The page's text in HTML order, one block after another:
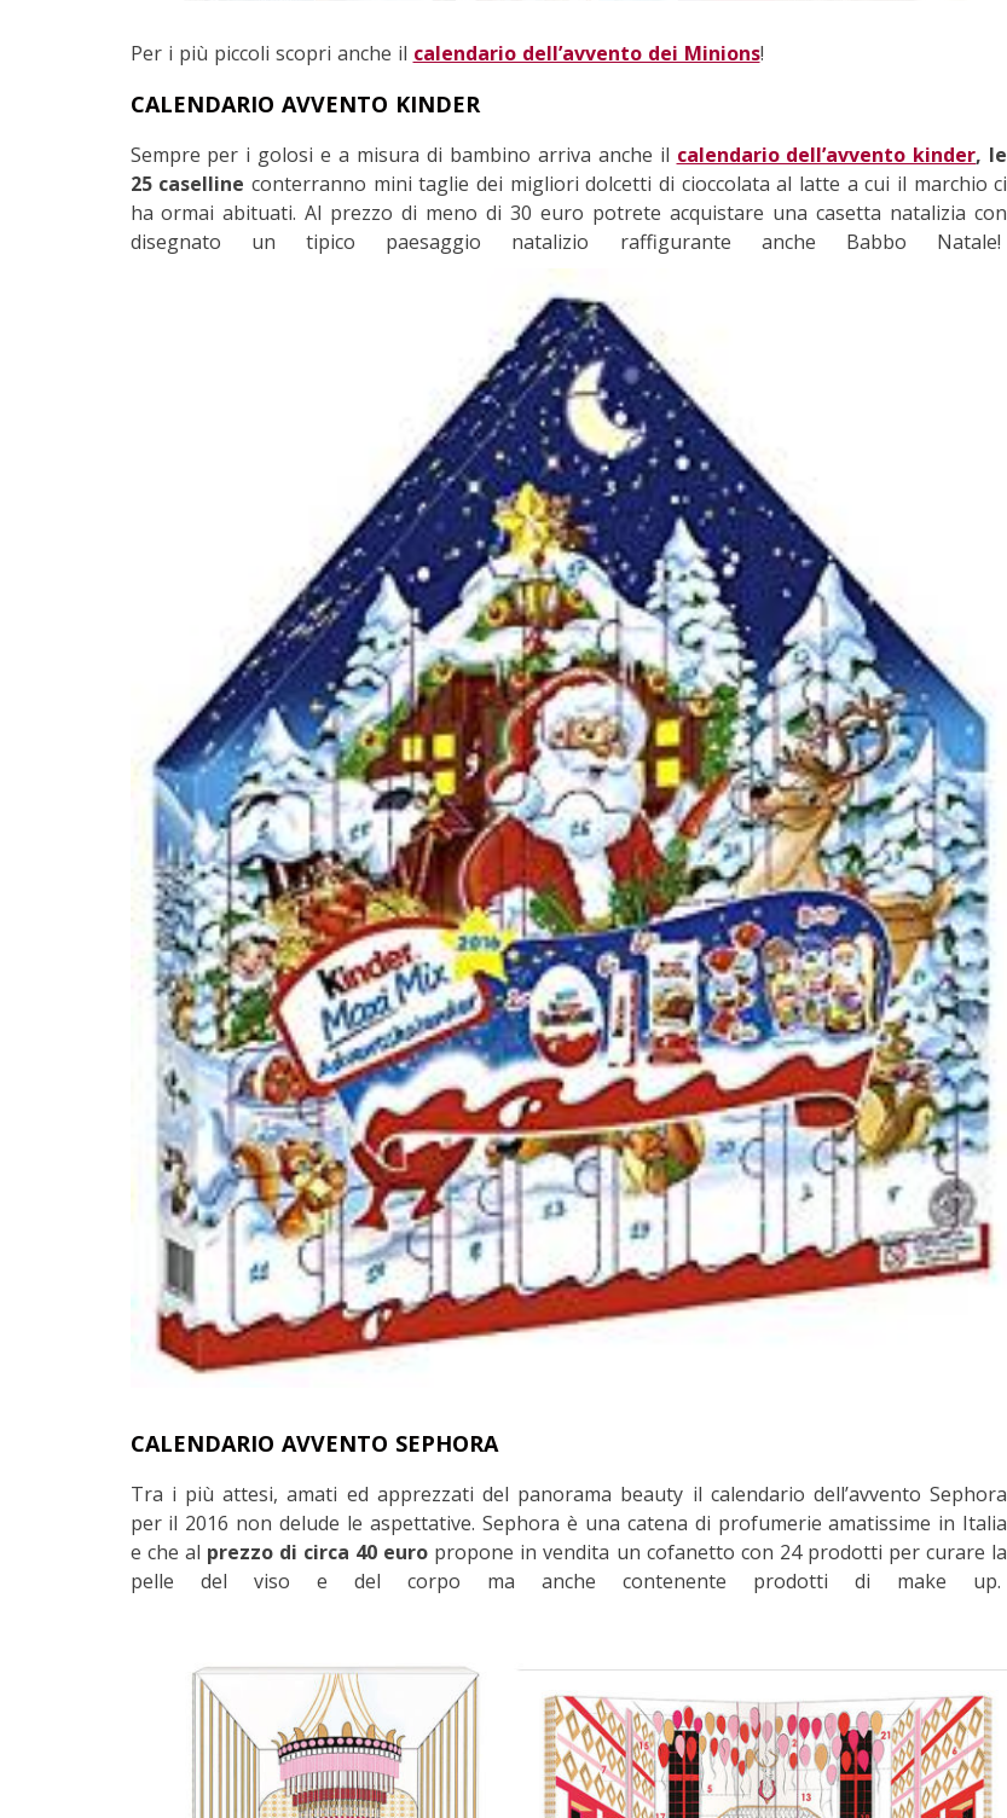
Per i più piccoli scopri anche il calendario dell’avvento dei Minions!
CALENDARIO AVVENTO KINDER
Sempre per i golosi e a misura di bambino arriva anche il calendario dell’avvento kinder, le
25 caselline conterranno mini taglie dei migliori dolcetti di cioccolata al latte a cui il marchio ci
ha ormai abituati. Al prezzo di meno di 30 euro potrete acquistare una casetta natalizia con
disegnato un tipico paesaggio natalizio raffigurante anche Babbo Natale!
CALENDARIO AVVENTO SEPHORA
Tra i più attesi, amati ed apprezzati del panorama beauty il calendario dell’avvento Sephora
per il 2016 non delude le aspettative. Sephora è una catena di profumerie amatissime in Italia
e che al prezzo di circa 40 euro propone in vendita un cofanetto con 24 prodotti per curare la
pelle del viso e del corpo ma anche contenente prodotti di make up.